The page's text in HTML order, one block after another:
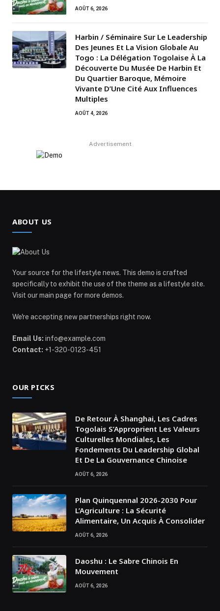
AOÛT 6, 2026
Harbin / Séminaire Sur Le Leadership
Des Jeunes Et La Vision Globale Au
Togo : La Délégation Togolaise À La
Découverte Du Musée De Harbin Et
Du Quartier Baroque, Mémoire
Vivante D’Une Cité Aux Influences
Multiples
AOÛT 4, 2026
Advertisement
ABOUT US
Your source for the lifestyle news. This demo is crafted
specifically to exhibit the use of the theme as a lifestyle site.
Visit our main page for more demos.
We're accepting new partnerships right now.
Email Us: info@example.com
Contact: +1-320-0123-451
OUR PICKS
De Retour À Shanghai, Les Cadres
Togolais S’Approprient Les Valeurs
Culturelles Mondiales, Les
Fondements Du Leadership Global
Et De La Gouvernance Chinoise
AOÛT 6, 2026
Plan Quinquennal 2026-2030 Pour
L’Agriculture : La Sécurité
Alimentaire, Un Acquis À Consolider
AOÛT 6, 2026
Daoshu : Le Sabre Chinois En
Mouvement
AOÛT 6, 2026